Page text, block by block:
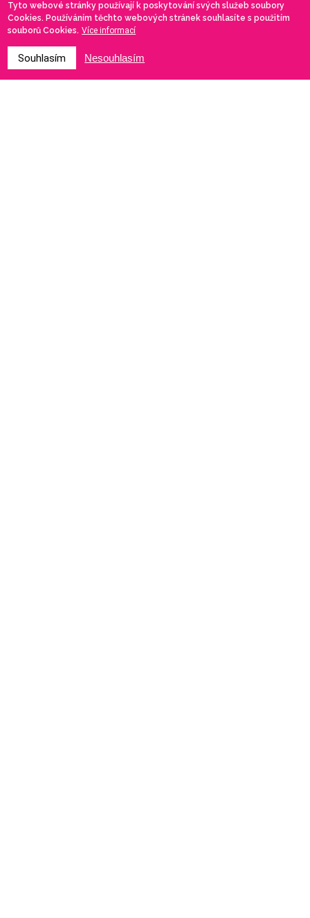
Tyto webové stránky používají k poskytování svých služeb soubory
Cookies. Používáním těchto webových stránek souhlasíte s použitím
souborů Cookies. Více informací
Souhlasím Nesouhlasím